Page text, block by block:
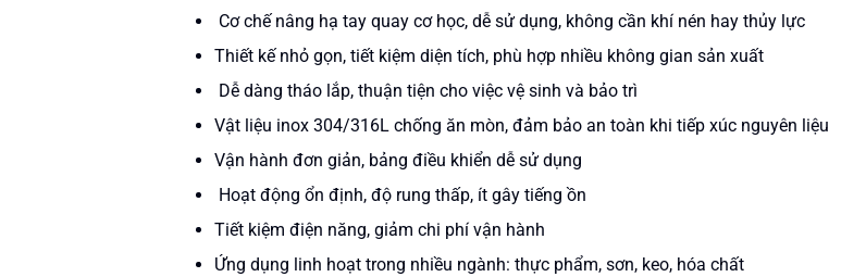
Cơ chế nâng hạ tay quay cơ học, dễ sử dụng, không cần khí nén hay thủy lực
Thiết kế nhỏ gọn, tiết kiệm diện tích, phù hợp nhiều không gian sản xuất
Dễ dàng tháo lắp, thuận tiện cho việc vệ sinh và bảo trì
Vật liệu inox 304/316L chống ăn mòn, đảm bảo an toàn khi tiếp xúc nguyên liệu
Vận hành đơn giản, bảng điều khiển dễ sử dụng
Hoạt động ổn định, độ rung thấp, ít gây tiếng ồn
Tiết kiệm điện năng, giảm chi phí vận hành
Ứng dụng linh hoạt trong nhiều ngành: thực phẩm, sơn, keo, hóa chất